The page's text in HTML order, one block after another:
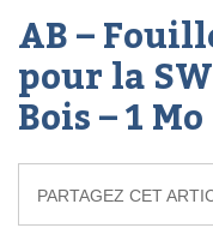
AB –
pour la
Bois – 1 Mo
PARTAGEZ CET